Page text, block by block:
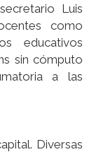
Luis
como
educativos
sin cómputo
a las
Diversas